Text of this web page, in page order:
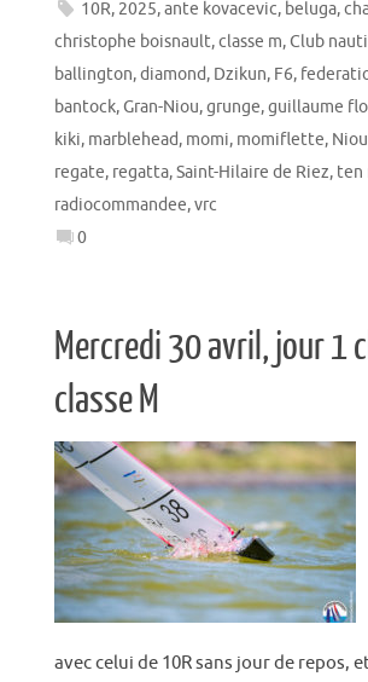
10R, 2025,ante kovacevic, beluga,
christophe boisnault,classe m,Club
ballington,diamond, Dzikun, F6,
bantock,Gran-Niou,grunge,guillaume
kiki, marblehead, momi, momiflette,
regate, regatta,Saint-Hilaire de Riez, ten
radiocommandee,vrc
0
Mercredi 30 avril, jour 1
classe M
avec celui de 10R sans jour de repos,